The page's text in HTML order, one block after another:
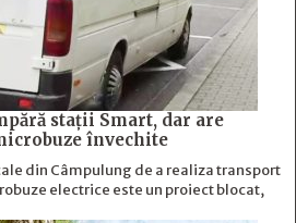
staţii Smart, dar are
învechite
din Câmpulung de a realiza transport
electrice este un proiect blocat,